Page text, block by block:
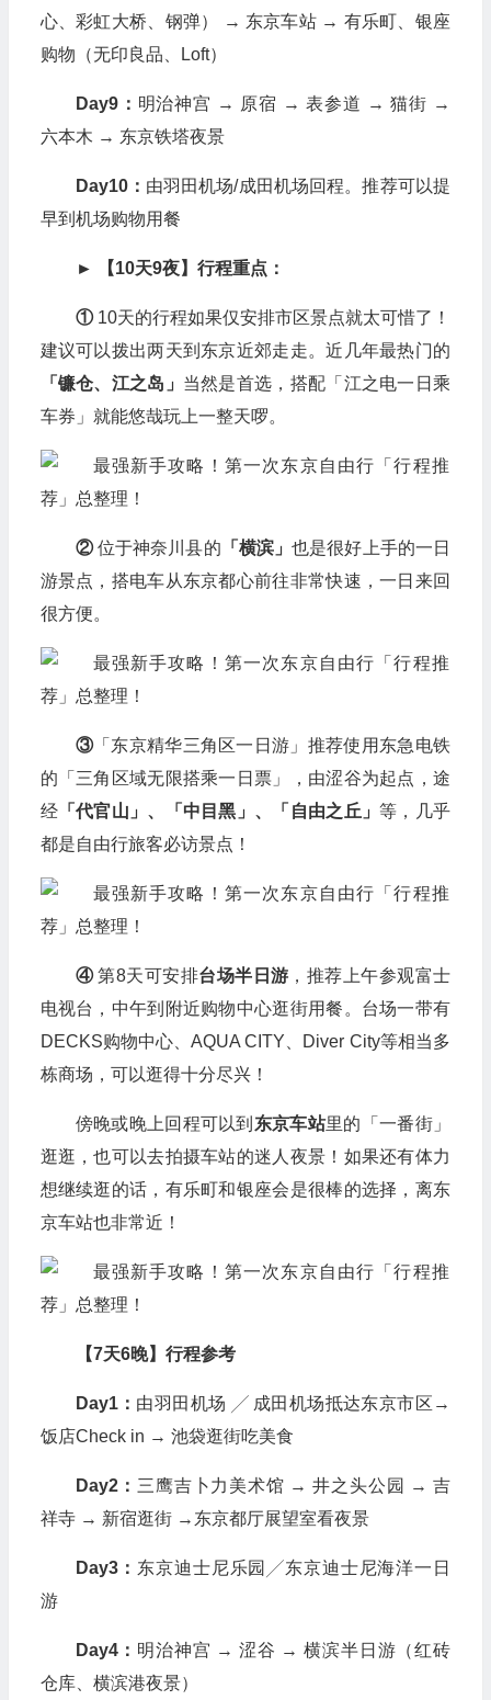
心、彩虹大桥、钢弹） → 东京车站 → 有乐町、银座
购物（无印良品、Loft）
Day9： 明治神宫 → 原宿 → 表参道 → 猫街 →
六本木 → 东京铁塔夜景
Day10： 由羽田机场/成田机场回程。推荐可以提
早到机场购物用餐
► 【10天9夜】行程重点：
① 10天的行程如果仅安排市区景点就太可惜了！
建议可以拨出两天到东京近郊走走。近几年最热门的
「镰仓、江之岛」 当然是首选，搭配「江之电一日乘
车券」就能悠哉玩上一整天啰。
②位于神奈川县的 「横滨」也是很好上手的一日
游景点，搭电车从东京都心前往非常快速，一日来回
很方便。
③「东京精华三角区一日游」推荐使用东急电铁
的「三角区域无限搭乘一日票」，由涩谷为起点，途
经「代官山」、「中目黑」、「自由之丘」等，几乎
都是自由行旅客必访景点！
④第8天可安排台场半日游 ，推荐上午参观富士
电视台，中午到附近购物中心逛街用餐。台场一带有
DECKS购物中心、AQUA CITY、Diver City等相当多
栋商场，可以逛得十分尽兴！
傍晚或晚上回程可以到 东京车站里的「一番街」
逛逛，也可以去拍摄车站的迷人夜景！如果还有体力
想继续逛的话，有乐町和银座会是很棒的选择，离东
京车站也非常近！
【7天6晚】行程参考
Day1： 由羽田机场 ╱ 成田机场抵达东京市区→
饭店Check in → 池袋逛街吃美食
Day2： 三鹰吉卜力美术馆 → 井之头公园 → 吉
祥寺 → 新宿逛街 →东京都厅展望室看夜景
Day3： 东京迪士尼乐园╱东京迪士尼海洋一日
游
Day4： 明治神宫 → 涩谷 → 横滨半日游（红砖
仓库、横滨港夜景）